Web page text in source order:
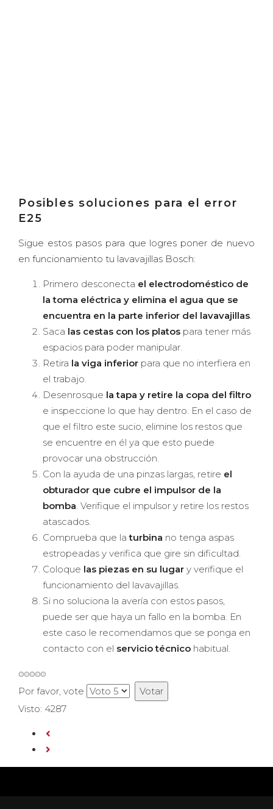
Posibles soluciones para el error
E25
Sigue estos pasos para que logres poner de nuevo
en funcionamiento tu lavavajillas Bosch:
Primero desconecta el electrodoméstico de
la toma eléctrica y elimina el agua que se
encuentra en la parte inferior del lavavajillas.
Saca las cestas con los platos para tener más
espacios para poder manipular.
Retira la viga inferior para que no interfiera en
el trabajo.
Desenrosque la tapa y retire la copa del filtro
e inspeccione lo que hay dentro. En el caso de
que el filtro este sucio, elimine los restos que
se encuentre en él ya que esto puede
provocar una obstrucción.
Con la ayuda de una pinzas largas, retire el
obturador que cubre el impulsor de la
bomba. Verifique el impulsor y retire los restos
atascados.
Comprueba que laturbina no tenga aspas
estropeadas y verifica que gire sin dificultad.
Coloque las piezas en su lugar y verifique el
funcionamiento del lavavajillas.
Si no soluciona la avería con estos pasos,
puede ser que haya un fallo en la bomba. En
este caso le recomendamos que se ponga en
contacto con el servicio técnico habitual.
Por favor, vote
Visto: 4287